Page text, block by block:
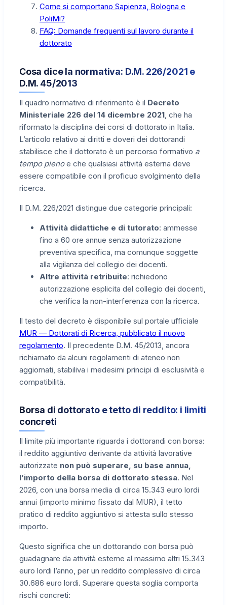
Come si comportano Sapienza, Bologna e
PoliMi?
FAQ: Domande frequenti sul lavoro durante il
dottorato
Cosa dice la normativa: D.M. 226/2021 e
D.M. 45/2013
Il quadro normativo di riferimento è il Decreto
Ministeriale 226 del 14 dicembre 2021, che ha
riformato la disciplina dei corsi di dottorato in Italia.
L’articolo relativo ai diritti e doveri dei dottorandi
stabilisce che il dottorato è un percorso formativo a
tempo pienoe che qualsiasi attività esterna deve
essere compatibile con il proficuo svolgimento della
ricerca.
Il D.M. 226/2021 distingue due categorie principali:
Attività didattiche e di tutorato: ammesse
fino a 60 ore annue senza autorizzazione
preventiva specifica, ma comunque soggette
alla vigilanza del collegio dei docenti.
Altre attività retribuite: richiedono
autorizzazione esplicita del collegio dei docenti,
che verifica la non-interferenza con la ricerca.
Il testo del decreto è disponibile sul portale ufficiale
MUR — Dottorati di Ricerca, pubblicato il nuovo
regolamento. Il precedente D.M. 45/2013, ancora
richiamato da alcuni regolamenti di ateneo non
aggiornati, stabiliva i medesimi principi di esclusività e
compatibilità.
Borsa di dottorato e tetto di reddito: i limiti
concreti
Il limite più importante riguarda i dottorandi con borsa:
il reddito aggiuntivo derivante da attività lavorative
autorizzate non può superare, su base annua,
l’importo della borsa di dottorato stessa. Nel
2026, con una borsa media di circa 15.343 euro lordi
annui (importo minimo fissato dal MUR), il tetto
pratico di reddito aggiuntivo si attesta sullo stesso
importo.
Questo significa che un dottorando con borsa può
guadagnare da attività esterne al massimo altri 15.343
euro lordi l’anno, per un reddito complessivo di circa
30.686 euro lordi. Superare questa soglia comporta
rischi concreti: